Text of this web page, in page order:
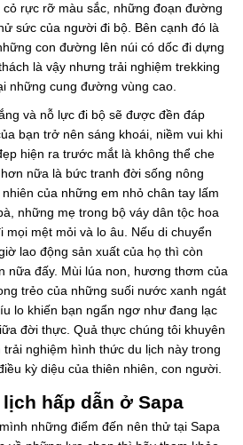
rực rỡ màu sắc, những đoạn đường
sức của người đi bộ. Bên cạnh đó là
con đường lên núi có dốc đi dựng
là vậy nhưng trải nghiệm trekking
những cung đường vùng cao.
và nỗ lực đi bộ sẽ được đền đáp
bạn trở nên sáng khoái, niềm vui khi
hiện ra trước mắt là không thể che
nữa là bức tranh đời sống nông
của những em nhỏ chân tay lấm
những mẹ trong bộ váy dân tộc hoa
mọi mệt mỏi và lo âu. Nếu di chuyển
lao động sản xuất của họ thì còn
nữa đấy. Mùi lúa non, hương thơm của
trẻo của những suối nước xanh ngát
lo khiến bạn ngẩn ngơ như đang lạc
đời thực. Quả thực chúng tôi khuyên
nghiệm hình thức du lịch này trong
kỳ diệu của thiên nhiên, con người.
hấp dẫn ở Sapa
những điểm đến nên thử tại Sapa